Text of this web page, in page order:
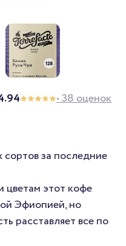
• 38 оценок
за последние
цветам этот кофе
Эфиопией, но
расставляет все по